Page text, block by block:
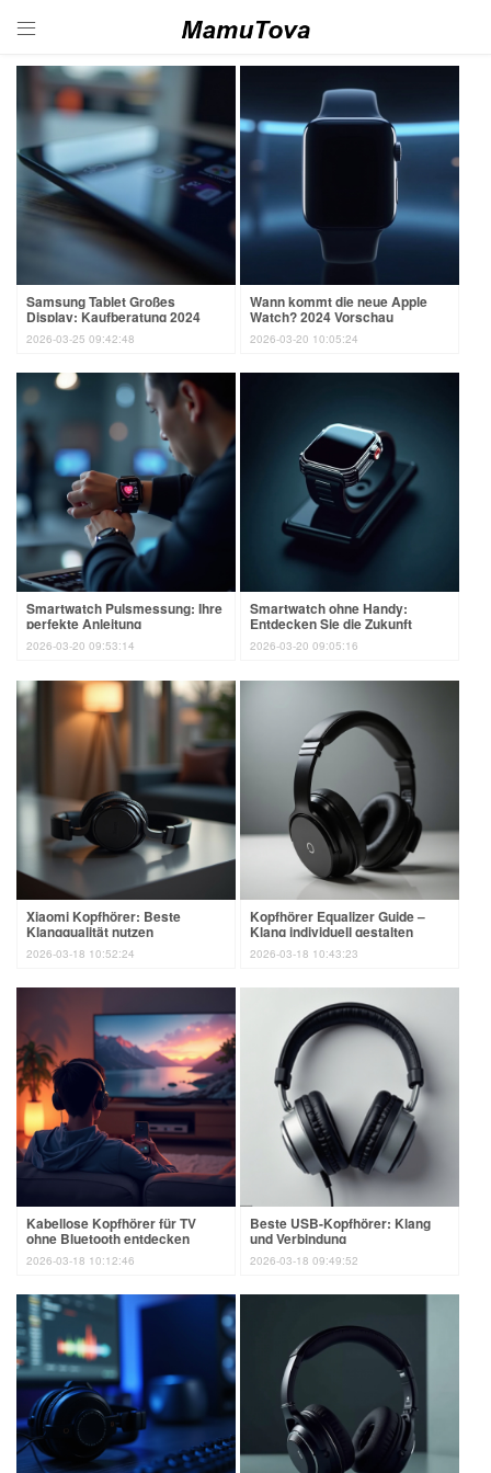

Samsung Tablet Großes
Display: Kaufberatung 2024
2026-03-25 09:42:48
Wann kommt die neue Apple
Watch? 2024 Vorschau
2026-03-20 10:05:24
Smartwatch Pulsmessung: Ihre
perfekte Anleitung
2026-03-20 09:53:14
Smartwatch ohne Handy:
Entdecken Sie die Zukunft
2026-03-20 09:05:16
Xiaomi Kopfhörer: Beste
Klangqualität nutzen
2026-03-18 10:52:24
Kopfhörer Equalizer Guide –
Klang individuell gestalten
2026-03-18 10:43:23
Kabellose Kopfhörer für TV
ohne Bluetooth entdecken
2026-03-18 10:12:46
Beste USB-Kopfhörer: Klang
und Verbindung
2026-03-18 09:49:52